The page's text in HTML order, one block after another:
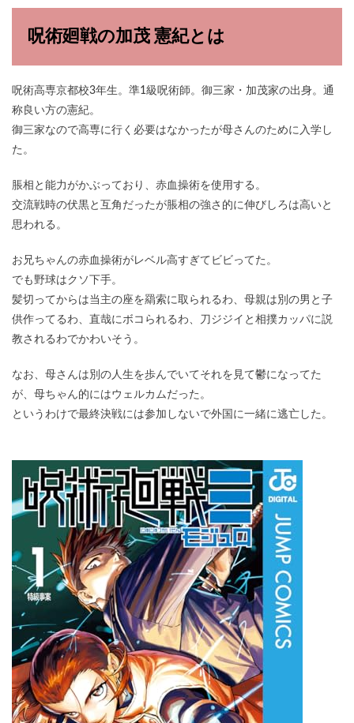
呪術廻戦の加茂 憲紀とは
呪術高専京都校3年生。準1級呪術師。御三家・加茂家の出身。通
称良い方の憲紀。
御三家なので高専に行く必要はなかったが母さんのために入学し
た。
脹相と能力がかぶっており、赤血操術を使用する。
交流戦時の伏黒と互角だったが脹相の強さ的に伸びしろは高いと
思われる。
お兄ちゃんの赤血操術がレベル高すぎてビビってた。
でも野球はクソ下手。
髪切ってからは当主の座を羂索に取られるわ、母親は別の男と子
供作ってるわ、直哉にボコられるわ、刀ジジイと相撲カッパに説
教されるわでかわいそう。
なお、母さんは別の人生を歩んでいてそれを見て鬱になってた
が、母ちゃん的にはウェルカムだった。
というわけで最終決戦には参加しないで外国に一緒に逃亡した。